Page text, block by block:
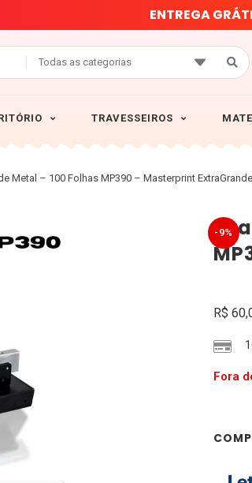
ENTREGAGRÁTI
Todas as categorias
TRAVESSEIROS
Metal – 100 Folhas MP390 – Masterprint ExtraGrande
-9%
R$
Fora